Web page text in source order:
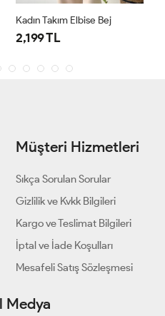
Kadın Takım Elbise Bej
2,199 TL
Müşteri Hizmetleri
Sıkça Sorulan Sorular
Gizlilik ve Kvkk Bilgileri
Kargo ve Teslimat Bilgileri
İptal ve İade Koşulları
Mesafeli Satış Sözleşmesi
Medya